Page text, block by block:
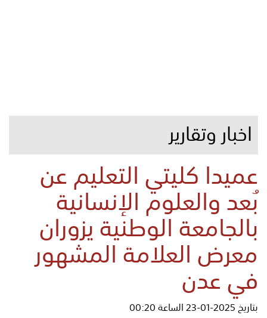
اخبار وتقارير
عميدا كليتي التعليم عن
بُعد والعلوم الإنسانية
بالجامعة الوطنية يزوران
معرض العلامة المشهور
في عدن
بتاريخ 2025-01-23 الساعة 00:20